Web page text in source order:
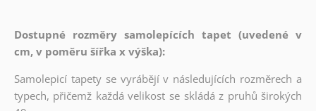
Dostupné rozměry samolepících tapet (uvedené v
cm, v poměru šířka x výška):
Samolepicí tapety se vyrábějí v následujících rozměrech a
typech, přičemž každá velikost se skládá z pruhů širokých